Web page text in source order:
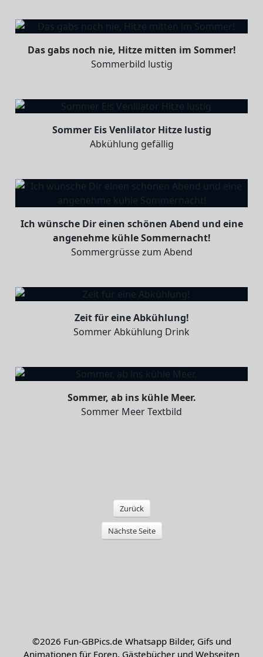
Das gabs noch nie, Hitze mitten im Sommer!
Sommerbild lustig
Sommer Eis Venlilator Hitze lustig
Abkühlung gefällig
Ich wünsche Dir einen schönen Abend und eine
angenehme kühle Sommernacht!
Sommergrüsse zum Abend
Zeit für eine Abkühlung!
Sommer Abkühlung Drink
Sommer, ab ins kühle Meer.
Sommer Meer Textbild
Zurück
Nächste Seite
©2026 Fun-GBPics.de Whatsapp Bilder, Gifs und
Animationen für Foren, Gästebücher und Webseiten